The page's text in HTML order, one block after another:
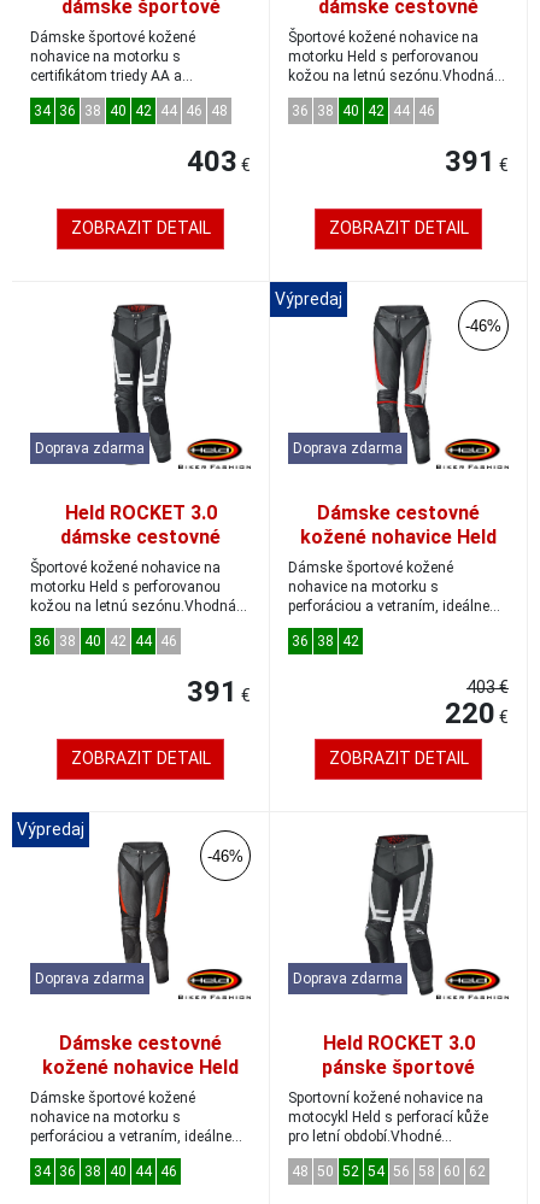
dámske športové
kožené nohavice
čierna/neonovo červená
veľkosť 38
Dámske športové kožené
nohavice na motorku s
certifikátom triedy AA a
lokalizovanou perforáciou na v...
34 36 38 40 42 44 46 48
403 €
ZOBRAZIT DETAIL
dámske cestovné
kožené nohavice
biela/ružová
Športové kožené nohavice na
motorku Held s perforovanou
kožou na letnú sezónu.Vhodná
kombinácia so š...
36
38 40 42 44 46
391 €
ZOBRAZIT DETAIL
Doprava zdarma
Held ROCKET 3.0
dámske cestovné
kožené nohavice
čierna/biela
Športové kožené nohavice na
motorku Held s perforovanou
kožou na letnú sezónu.Vhodná
kombinácia so š...
36
38 40 42 44 46
391 €
ZOBRAZIT DETAIL
Výpredaj
-46%
Doprava zdarma
Dámske cestovné
kožené nohavice Held
LANE 2 čierna/biela/
červená
Dámske športové kožené
nohavice na motorku s
perforáciou a vetraním, ideálne
na leto.Odporúčame ju k...
36
38 42
403 €
220 €
ZOBRAZIT DETAIL
Výpredaj
-46%
Doprava zdarma
Dámske cestovné
kožené nohavice Held
LANE 2 čierna/červená
Dámske športové kožené
nohavice na motorku s
perforáciou a vetraním, ideálne
na leto. V tejto farebn...
34 36 38 40 44 46
Doprava zdarma
Held ROCKET 3.0
pánske športové
kožené nohavice
čierna/biela veľkosť 50
Sportovní kožené nohavice na
motocykl Held s perforací kůže
pro letní období.Vhodné
kombinovať sa šp...
48
50 52 54 56 58 60 62